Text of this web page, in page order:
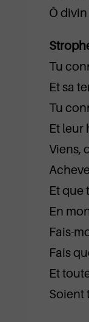
Ô
Tu
Et sa
Tu
Et leur
Viens,
Et que
En
Fais-
Fais
Et
Soient